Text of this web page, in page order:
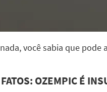
você sabia que
OZEMPIC É